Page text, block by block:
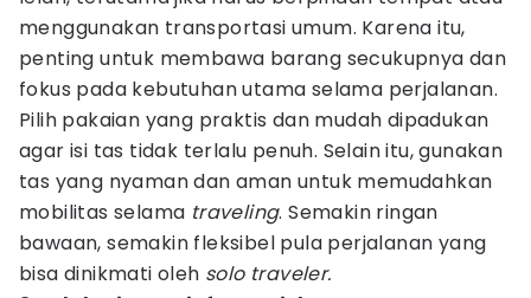
menggunakan transportasi umum. Karena itu,
penting untuk membawa barang secukupnya dan
fokus pada kebutuhan utama selama perjalanan.
Pilih pakaian yang praktis dan mudah dipadukan
agar isi tas tidak terlalu penuh. Selain itu, gunakan
tas yang nyaman dan aman untuk memudahkan
mobilitas selama traveling. Semakin ringan
bawaan, semakin fleksibel pula perjalanan yang
bisa dinikmati oleh solo traveler.